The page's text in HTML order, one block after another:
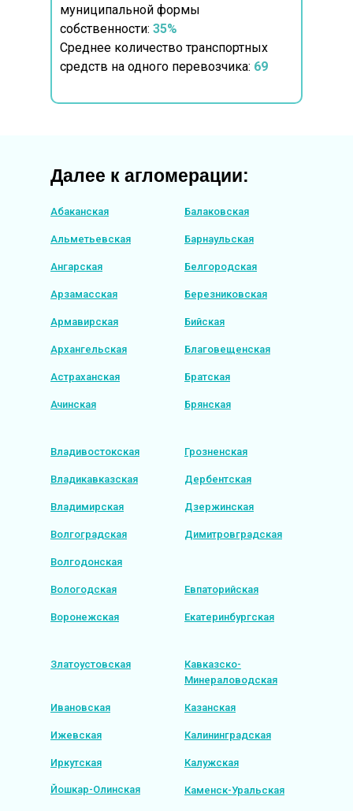
муниципальной формы
собственности: 35%
Среднее количество транспортных
средств на одного перевозчика: 69
Альметьевская
Ангарская
Арзамасская
Армавирская
Архангельская
Абаканская
Ачинская
Балаковская
Барнаульская
Белгородская
Березниковская
Астраханская
Бийская
Благовещенская
Братская
Брянская
Владивостокская
Владикавказская
Владимирская
Волгоградская
Волгодонская
Вологодская
Воронежская
Грозненская
Дербентская
Дзержинская
Димитровградская
Евпаторийская
Екатеринбургская
Златоустовская
Ивановская
Ижевская
Иркутская
Йошкар-Олинская
Кавказско-
Минераловодская
Казанская
Калининградская
Калужская
Каменск-Уральская
Далее к агломерации: